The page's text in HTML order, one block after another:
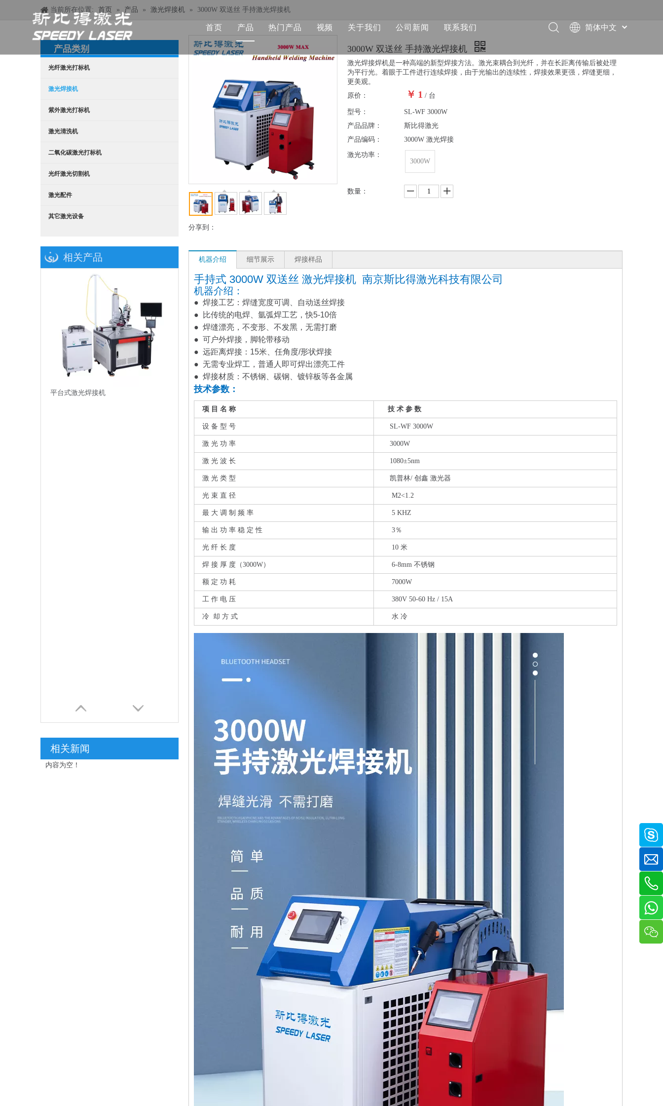
首页 产品
光纤激光打标机
激光焊接机
激光清洗机
二氧化碳激光打标机
光纤激光切割机
激光备件
热门产品
激光打标机
视频 关于我们 公司新闻 联系我们
简体中文
العربية
Français
当前所在位置: 首页 » 产品 » 激光焊接机 » 3000W 双送丝 手持激光焊接机
产品类别
光纤激光打标机
激光焊接机
紫外激光打标机
激光清洗机
二氧化碳激光打标机
光纤激光切割机
激光配件
其它激光设备
相关产品
平台式激光焊接机
相关新闻
内容为空！
分享到：
3000W 双送丝 手持激光焊接机
激光焊接焊机是一种高端的新型焊接方法。激光束耦合到光纤，并在长距离传输后被处理
为平行光。着眼于工件进行连续焊接，由于光输出的连续性，焊接效果更强，焊缝更细，
更美观。
原价：
￥ 1 / 台
型号：
SL-WF 3000W
产品品牌：
斯比得激光
产品编码：
3000W 激光焊接
激光功率：
3000W
数量：
机器介绍 细节展示 焊接样品
手持式 3000W 双送丝 激光焊接机 南京斯比得激光科技有限公司
机器介绍：
● 焊接工艺：焊缝宽度可调、自动送丝焊接
● 比传统的电焊、氩弧焊工艺，快5-10倍
● 焊缝漂亮，不变形、不发黑，无需打磨
● 可户外焊接，脚轮带移动
● 远距离焊接：15米、任角度/形状焊接
● 无需专业焊工，普通人即可焊出漂亮工件
● 焊接材质：不锈钢、碳钢、镀锌板等各金属
技术参数：
项 目 名 称 技 术 参 数
设 备 型 号 SL-WF 3000W
激 光 功 率 3000W
激 光 波 长 1080±5nm
激 光 类 型 凯普林/ 创鑫 激光器
光 束 直 径 M2<1.2
最 大 调 制 频 率 5 KHZ
输 出 功 率 稳 定 性 3％
光 纤 长 度 10 米
焊 接 厚 度（3000W） 6-8mm 不锈钢
额 定 功 耗 7000W
工 作 电 压 380V 50-60 Hz / 15A
冷 却 方 式 水 冷